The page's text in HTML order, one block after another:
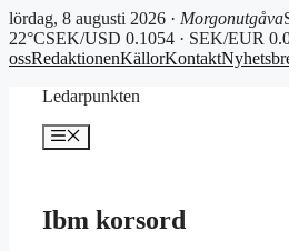
lördag, 8 augusti 2026 · Morgonutgåva
22°CSEK/USD 0.1054 · SEK/EUR
ossRedaktionenKällorKontakt
Ledarpunkten
Meny
Ibm korsord